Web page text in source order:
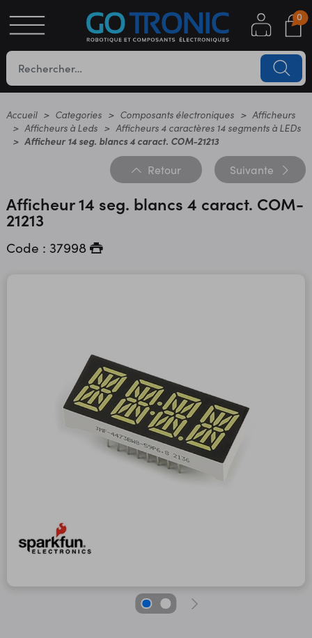
0
Accueil Categories Composants électroniques
Afficheurs
Afficheurs à Leds
Afficheurs 4 caractères 14 segments à LEDs
Afficheur 14 seg. blancs 4 caract. COM-21213
Retour Suivante
Afficheur 14 seg. blancs 4 caract. COM-
21213
Code : 37998